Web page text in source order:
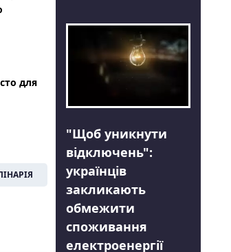
для
"Щоб уникнути
відключень":
українців
закликають
обмежити
споживання
електроенергії